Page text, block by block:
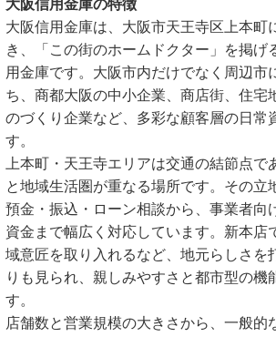
大阪信用金庫の特徴
大阪信用金庫は、大阪市天王寺区上本町
き、「この街のホームドクター」を掲げ
用金庫です。大阪市内だけでなく周辺市
ち、商都大阪の中小企業、商店街、住宅
のづくり企業など、多彩な顧客層の日常
す。
上本町・天王寺エリアは交通の結節点で
と地域生活圏が重なる場所です。その立
預金・振込・ローン相談から、事業者向
資金まで幅広く対応しています。新本店
域意匠を取り入れるなど、地元らしさを
りも見られ、親しみやすさと都市型の機
す。
店舗数と営業規模の大きさから、一般的